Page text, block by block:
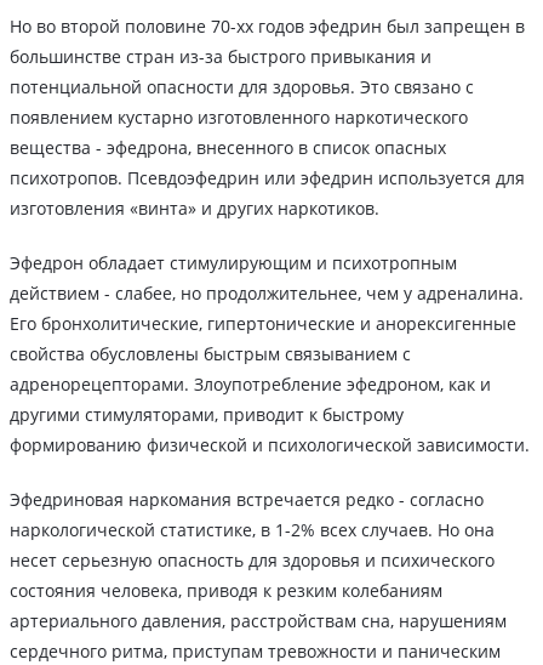
Но во второй половине 70-хх годов эфедрин был запрещен в
большинстве стран из-за быстрого привыкания и
потенциальной опасности для здоровья. Это связано с
появлением кустарно изготовленного наркотического
вещества - эфедрона, внесенного в список опасных
психотропов. Псевдоэфедрин или эфедрин используется для
изготовления «винта» и других наркотиков.
Эфедрон обладает стимулирующим и психотропным
действием - слабее, но продолжительнее, чем у адреналина.
Его бронхолитические, гипертонические и анорексигенные
свойства обусловлены быстрым связыванием с
адренорецепторами. Злоупотребление эфедроном, как и
другими стимуляторами, приводит к быстрому
формированию физической и психологической зависимости.
Эфедриновая наркомания встречается редко - согласно
наркологической статистике, в 1-2% всех случаев. Но она
несет серьезную опасность для здоровья и психического
состояния человека, приводя к резким колебаниям
артериального давления, расстройствам сна, нарушениям
сердечного ритма, приступам тревожности и паническим